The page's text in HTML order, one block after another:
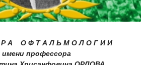
А О Ф Т А Л Ь М О Л О Г И И
имени профессора